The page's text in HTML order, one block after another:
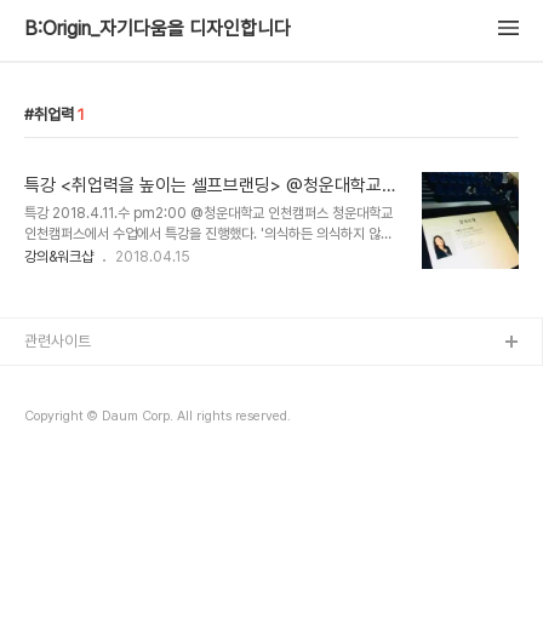
B:Origin_자기다움을 디자인합니다
취업력 1
특강 <취업력을 높이는 셀프브랜딩> @청운대학교
인천캠퍼스
특강 2018.4.11.수 pm2:00 @청운대학교 인천캠퍼스 청운대학교
인천캠퍼스에서 수업에서 특강을 진행했다. '의식하든 의식하지 않든
인간이라면 누구나 무엇인가를 팔고 있다'는 다니엘 핑크의 말처럼 대
하고 어떻게 내가 지금의 나로 살게 되었는지에 관해 현재 진행형 이야
못봤다. (이번 특강에서는 단 한 ..
강의&워크샵 2018.04.15
Copyright © Daum Corp. All rights reserved.
관련사이트